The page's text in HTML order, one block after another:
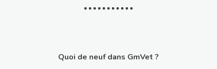
Quoi de neuf dans GmVet ?